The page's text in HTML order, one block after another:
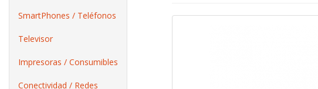
SmartPhones / Teléfonos
Televisor
Impresoras / Consumibles
Conectividad / Redes